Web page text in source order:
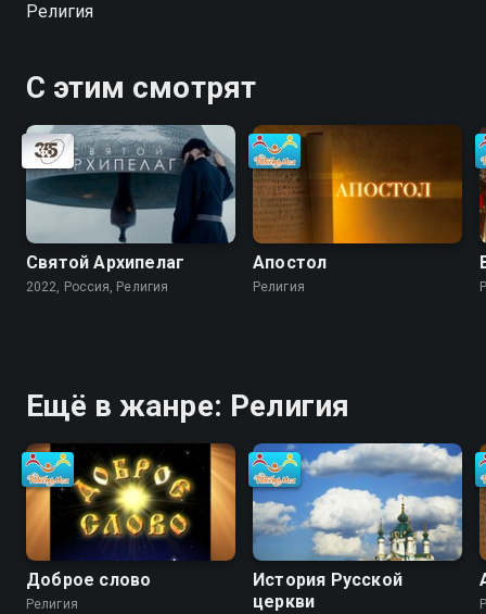
Религия
С этим смотрят
Святой Архипелаг
2022, Россия, Религия
Апостол
Религия
Ещё в жанре: Религия
Доброе слово
Религия
История Русской
церкви